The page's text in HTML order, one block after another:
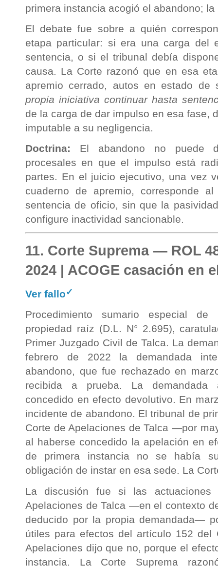
primera instancia acogió el abandono;
El debate fue sobre a quién
etapa particular: si era una carga del
sentencia, o si el tribunal debía
causa. La Corte razonó que en esa
apremio cerrado, autos en estado
propia iniciativa continuar hasta
de la carga de dar impulso en esa fase,
imputable a su negligencia.
Doctrina: El abandono no puede
procesales en que el impulso está
partes. En el juicio ejecutivo, una vez
cuaderno de apremio, corresponde
sentencia de oficio, sin que la
configure inactividad sancionable.
11. Corte Suprema — ROL
2024 | ACOGE casación en
Ver fallo✓
Procedimiento sumario especial
propiedad raíz (D.L. N° 2.695),
Primer Juzgado Civil de Talca. La
febrero de 2022 la demandada
abandono, que fue rechazado en
recibida a prueba. La demandada
concedido en efecto devolutivo. En
incidente de abandono. El tribunal de
Corte de Apelaciones de Talca —por
al haberse concedido la apelación en
de primera instancia no se había
obligación de instar en esa sede. La
La discusión fue si las actuaciones
Apelaciones de Talca —en el contexto
deducido por la propia demandada—
útiles para efectos del artículo 152
Apelaciones dijo que no, porque el
instancia. La Corte Suprema